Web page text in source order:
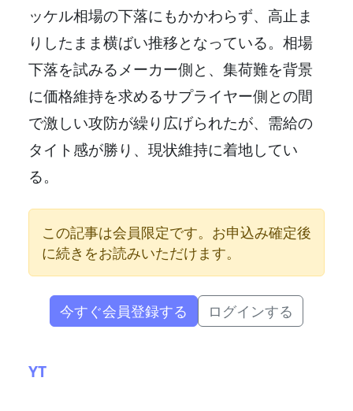
ッケル相場の下落にもかかわらず、高止ま
りしたまま横ばい推移となっている。相場
下落を試みるメーカー側と、集荷難を背景
に価格維持を求めるサプライヤー側との間
で激しい攻防が繰り広げられたが、需給の
タイト感が勝り、現状維持に着地してい
る。
この記事は会員限定です。お申込み確定後
に続きをお読みいただけます。
今すぐ会員登録する ログインする
YT